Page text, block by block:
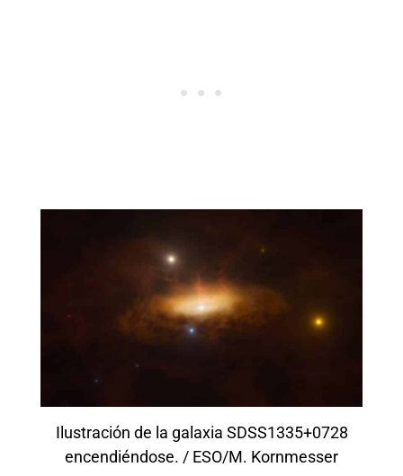
Ilustración de la galaxia SDSS1335+0728
encendiéndose. / ESO/M. Kornmesser